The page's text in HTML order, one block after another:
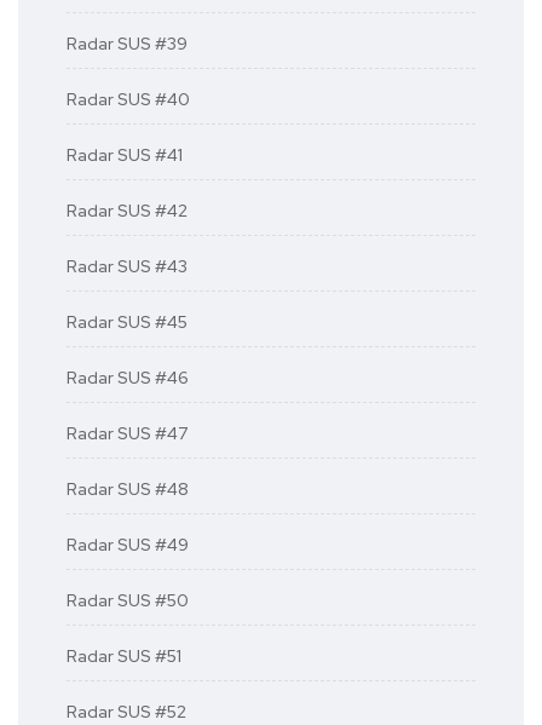
Radar SUS #39
Radar SUS #40
Radar SUS #41
Radar SUS #42
Radar SUS #43
Radar SUS #45
Radar SUS #46
Radar SUS #47
Radar SUS #48
Radar SUS #49
Radar SUS #50
Radar SUS #51
Radar SUS #52